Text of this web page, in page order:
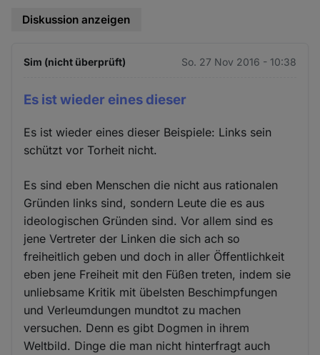
Diskussion anzeigen
Sim (nicht überprüft) So. 27 Nov 2016 - 10:38
Es ist wieder eines dieser
Es ist wieder eines dieser Beispiele: Links sein
schützt vor Torheit nicht.
Es sind eben Menschen die nicht aus rationalen
Gründen links sind, sondern Leute die es aus
ideologischen Gründen sind. Vor allem sind es
jene Vertreter der Linken die sich ach so
freiheitlich geben und doch in aller Öffentlichkeit
eben jene Freiheit mit den Füßen treten, indem sie
unliebsame Kritik mit übelsten Beschimpfungen
und Verleumdungen mundtot zu machen
versuchen. Denn es gibt Dogmen in ihrem
Weltbild. Dinge die man nicht hinterfragt auch